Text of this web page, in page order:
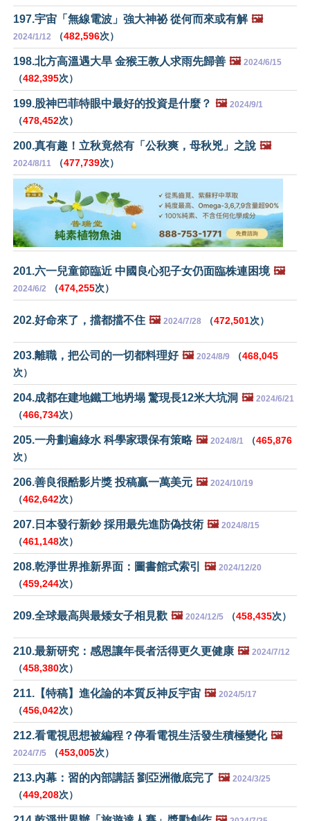
197.宇宙「無線電波」強大神祕 從何而來或有解 🖼️
2024/1/12 （482,596次）
198.北方高溫遇大旱 金猴王教人求雨先歸善 🖼️ 2024/6/15
（482,395次）
199.股神巴菲特眼中最好的投資是什麼？ 🖼️ 2024/9/1
（478,452次）
200.真有趣！立秋竟然有「公秋爽，母秋兇」之說 🖼️
2024/8/11 （477,739次）
201.六一兒童節臨近 中國良心犯子女仍面臨株連困境 🖼️
2024/6/2 （474,255次）
202.好命來了，擋都擋不住 🖼️ 2024/7/28 （472,501次）
203.離職，把公司的一切都料理好 🖼️ 2024/8/9 （468,045
次）
204.成都在建地鐵工地坍塌 驚現長12米大坑洞 🖼️ 2024/6/21
（466,734次）
205.一舟劃遍綠水 科學家環保有策略 🖼️ 2024/8/1 （465,876
次）
206.善良很酷影片獎 投稿贏一萬美元 🖼️ 2024/10/19
（462,642次）
207.日本發行新鈔 採用最先進防偽技術 🖼️ 2024/8/15
（461,148次）
208.乾淨世界推新界面：圖書館式索引 🖼️ 2024/12/20
（459,244次）
209.全球最高與最矮女子相見歡 🖼️ 2024/12/5 （458,435次）
210.最新研究：感恩讓年長者活得更久更健康 🖼️ 2024/7/12
（458,380次）
211.【特稿】進化論的本質反神反宇宙 🖼️ 2024/5/17
（456,042次）
212.看電視思想被編程？停看電視生活發生積極變化 🖼️
2024/7/5 （453,005次）
213.內幕：習的內部講話 劉亞洲徹底完了 🖼️ 2024/3/25
（449,208次）